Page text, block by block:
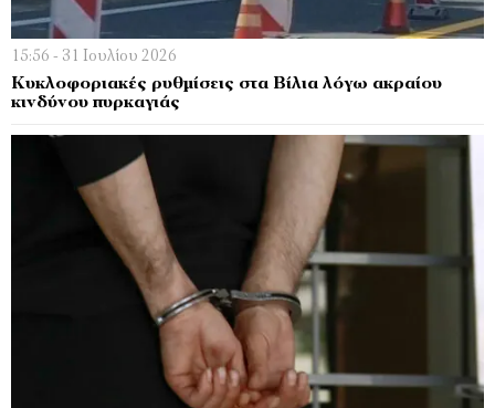
15:56 - 31 Ιουλίου 2026
Κυκλοφοριακές ρυθμίσεις στα Βίλια λόγω ακραίου
κινδύνου πυρκαγιάς